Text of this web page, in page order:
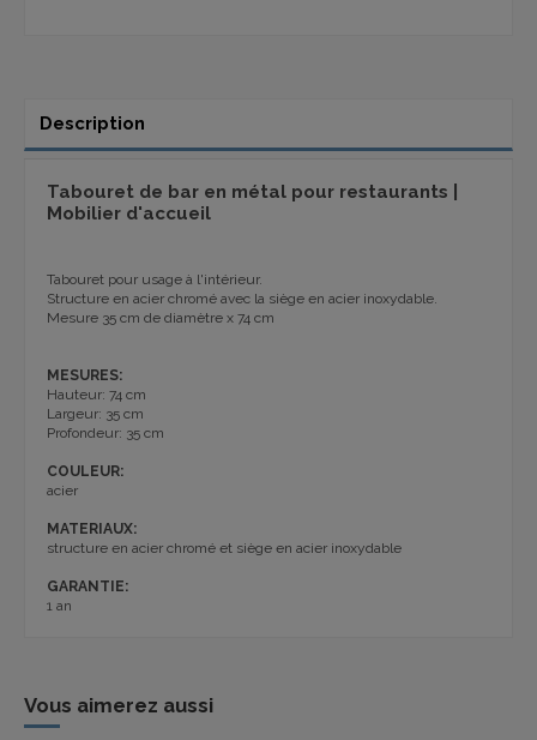
Description
Tabouret de bar en métal pour restaurants |
Mobilier d'accueil
Tabouret pour usage à l'intérieur.
Structure en acier chromé avec la siège en acier inoxydable.
Mesure 35 cm de diamètre x 74 cm
MESURES:
Hauteur: 74 cm
Largeur: 35 cm
Profondeur: 35 cm
COULEUR:
acier
MATERIAUX:
structure en acier chromé et siège en acier inoxydable
GARANTIE:
1 an
Vous aimerez aussi